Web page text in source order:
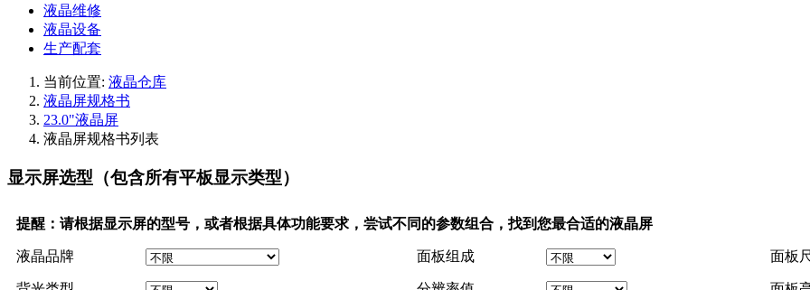
液晶维修
液晶设备
生产配套
当前位置: 液晶仓库
液晶屏规格书
23.0"液晶屏
液晶屏规格书列表
显示屏选型（包含所有平板显示类型）
提醒：请根据显示屏的型号，或者根据具体功能要求，尝试不同的参数组合，找到您最合适的液晶屏
液晶品牌 面板组成 面板